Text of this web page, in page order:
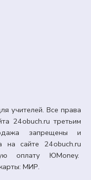
учителей. Все права
24obuch.ru третьим
запрещены и
на сайте 24obuch.ru
оплату ЮMoney.
МИР.